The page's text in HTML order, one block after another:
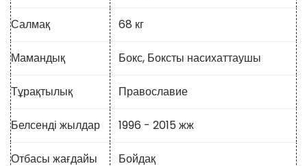
Салмақ 68 кг
Мамандық Бокс, Боксты насихаттаушы
Тұрақтылық Православие
Белсенді жылдар 1996 - 2015 жж
Отбасы жағдайы Бойдақ